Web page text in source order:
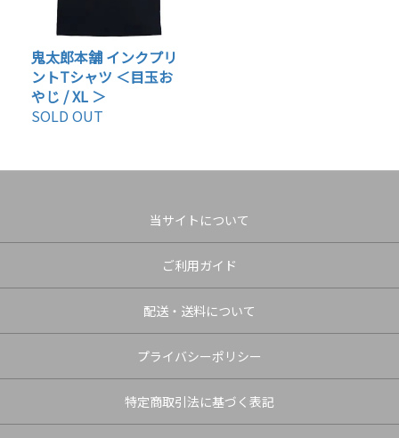
鬼太郎本舗 インクプリ
ントTシャツ ＜目玉お
やじ / XL ＞
SOLD OUT
当サイトについて
ご利用ガイド
配送・送料について
プライバシーポリシー
特定商取引法に基づく表記